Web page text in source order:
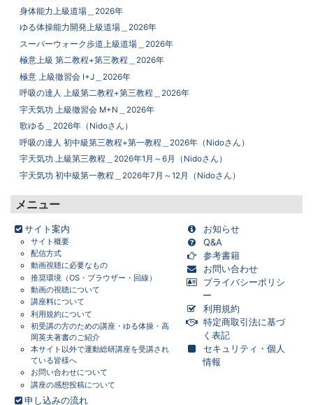
画面をクリックすると元に戻ります。×
身体能力上級道場＿2026年
ゆる体操能力開発上級道場＿2026年
スーパーウォーク歩道上級道場＿2026年
極意上級 第二教程+第三教程＿2026年
極意 上級徹習会 I+J＿2026年
呼吸の達人 上級第二教程+第三教程＿2026年
宇天気功 上級徹習会 M+N＿2026年
歌ゆる＿2026年（Nidoさん）
呼吸の達人 初中級第三教程+第一教程＿2026年（Nidoさん）
宇天気功 上級第三教程＿2026年1月～6月（Nidoさん）
宇天気功 初中級第一教程＿2026年7月～12月（Nidoさん）
メニュー
サイト案内
サイト概要
配信方式
動画視聴に必要なもの
推奨環境（OS・ブラウザー・回線）
動画の視聴について
講座料について
利用規約について
初受講の方のための講座・ゆる体操・高
岡英夫著書のご紹介
本サイト以外で運動総研講座を受講され
ている皆様へ
お問い合わせについて
講座の感想投稿について
申し込みの流れ
お知らせ
Q&A
参考書籍
お問い合わせ
プライバシーポリシ
ー
利用規約
特定商取引法に基づ
く表記
セキュリティ・個人
情報